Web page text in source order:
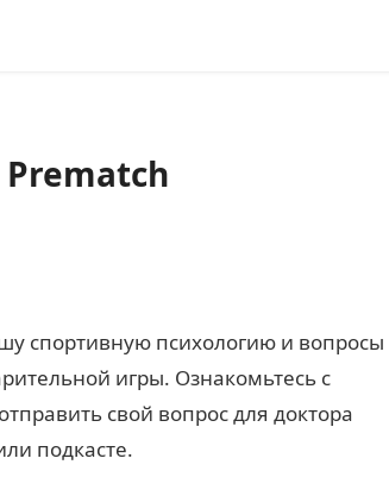
спортивную психологию и вопросы
игры. Ознакомьтесь с
свой вопрос для доктора
подкасте.